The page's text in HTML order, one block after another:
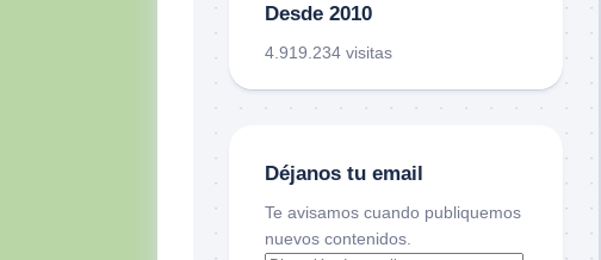
Donativos
Desde 2010
4.919.234 visitas
Déjanos tu email
Te avisamos cuando publiquemos
nuevos contenidos.